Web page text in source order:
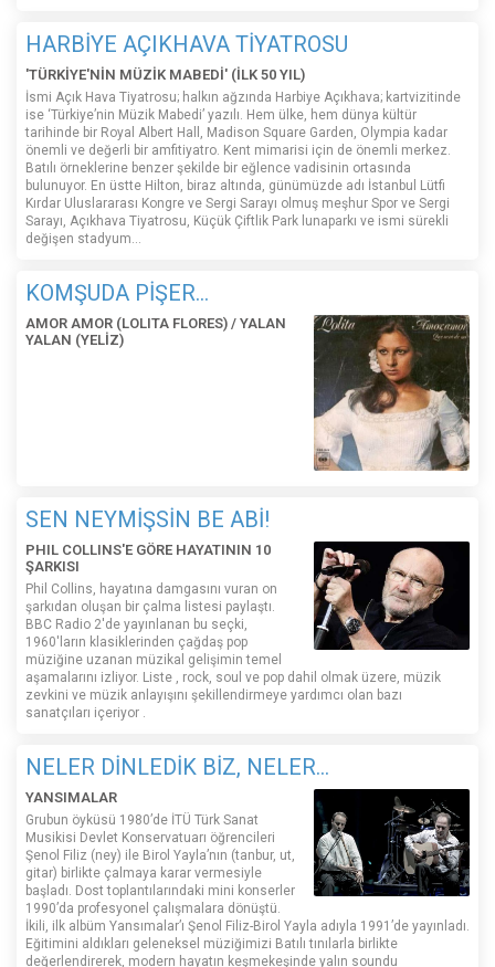
HARBİYE AÇIKHAVA TİYATROSU
'TÜRKİYE'NİN MÜZİK MABEDİ' (İLK 50 YIL)
İsmi Açık Hava Tiyatrosu; halkın ağzında Harbiye Açıkhava; kartvizitinde
ise ‘Türkiye’nin Müzik Mabedi’ yazılı. Hem ülke, hem dünya kültür
tarihinde bir Royal Albert Hall, Madison Square Garden, Olympia kadar
önemli ve değerli bir amfitiyatro. Kent mimarisi için de önemli merkez.
Batılı örneklerine benzer şekilde bir eğlence vadisinin ortasında
bulunuyor. En üstte Hilton, biraz altında, günümüzde adı İstanbul Lütfi
Kırdar Uluslararası Kongre ve Sergi Sarayı olmuş meşhur Spor ve Sergi
Sarayı, Açıkhava Tiyatrosu, Küçük Çiftlik Park lunaparkı ve ismi sürekli
değişen stadyum…
KOMŞUDA PİŞER...
AMOR AMOR (LOLITA FLORES) / YALAN
YALAN (YELİZ)
SEN NEYMİŞSİN BE ABİ!
PHIL COLLINS'E GÖRE HAYATININ 10
ŞARKISI
Phil Collins, hayatına damgasını vuran on
şarkıdan oluşan bir çalma listesi paylaştı.
BBC Radio 2'de yayınlanan bu seçki,
1960'ların klasiklerinden çağdaş pop
müziğine uzanan müzikal gelişimin temel
aşamalarını izliyor. Liste , rock, soul ve pop dahil olmak üzere, müzik
zevkini ve müzik anlayışını şekillendirmeye yardımcı olan bazı
sanatçıları içeriyor .
NELER DİNLEDİK BİZ, NELER...
YANSIMALAR
Grubun öyküsü 1980’de İTÜ Türk Sanat
Musikisi Devlet Konservatuarı öğrencileri
Şenol Filiz (ney) ile Birol Yayla’nın (tanbur, ut,
gitar) birlikte çalmaya karar vermesiyle
başladı. Dost toplantılarındaki mini konserler
1990’da profesyonel çalışmalara dönüştü.
İkili, ilk albüm Yansımalar’ı Şenol Filiz-Birol Yayla adıyla 1991’de yayınladı.
Eğitimini aldıkları geleneksel müziğimizi Batılı tınılarla birlikte
değerlendirerek, modern hayatın keşmekeşinde yalın soundu